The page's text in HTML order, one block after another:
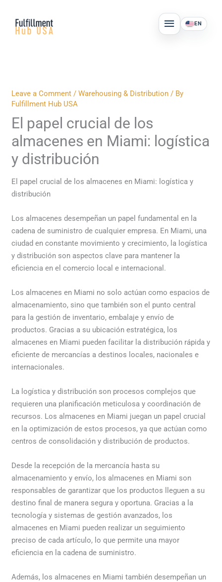
content
MAIN
MENU
EN
Leave a Comment /Warehousing & Distribution / By
Fulfillment Hub USA
El papel crucial de los
almacenes en Miami: logística
y distribución
El papel crucial de los almacenes en Miami: logística y
distribución
Los almacenes desempeñan un papel fundamental en la
cadena de suministro de cualquier empresa. En Miami, una
ciudad en constante movimiento y crecimiento, la logística
y distribución son aspectos clave para mantener la
eficiencia en el comercio local e internacional.
Los almacenes en Miami no solo actúan como espacios de
almacenamiento, sino que también son el punto central
para la gestión de inventario, embalaje y envío de
productos. Gracias a su ubicación estratégica, los
almacenes en Miami pueden facilitar la distribución rápida y
eficiente de mercancías a destinos locales, nacionales e
internacionales.
La logística y distribución son procesos complejos que
requieren una planificación meticulosa y coordinación de
recursos. Los almacenes en Miami juegan un papel crucial
en la optimización de estos procesos, ya que actúan como
centros de consolidación y distribución de productos.
Desde la recepción de la mercancía hasta su
almacenamiento y envío, los almacenes en Miami son
responsables de garantizar que los productos lleguen a su
destino final de manera segura y oportuna. Gracias a la
tecnología y sistemas de gestión avanzados, los
almacenes en Miami pueden realizar un seguimiento
preciso de cada artículo, lo que permite una mayor
eficiencia en la cadena de suministro.
Además, los almacenes en Miami también desempeñan un